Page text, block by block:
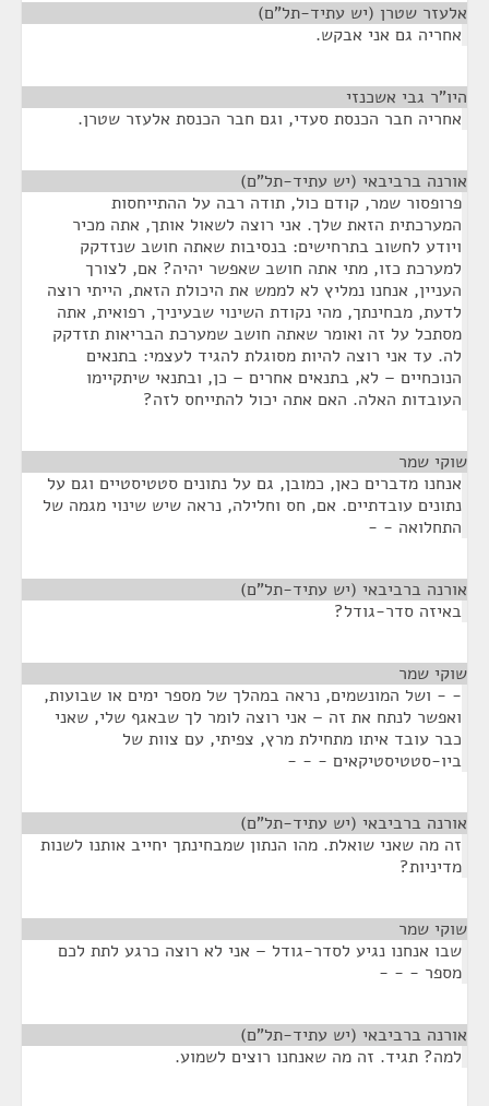
אלעזר שטרן (יש עתיד-תל"ם)
אחריה גם אני אבקש.
היו"ר גבי אשכנזי
אחריה חבר הכנסת סעדי, וגם חבר הכנסת אלעזר שטרן.
אורנה ברביבאי (יש עתיד-תל"ם)
פרופסור שמר, קודם כול, תודה רבה על ההתייחסות
המערכתית הזאת שלך. אני רוצה לשאול אותך, אתה מכיר
ויודע לחשוב בתרחישים: בנסיבות שאתה חושב שנזדקק
למערכת כזו, מתי אתה חושב שאפשר יהיה? אם, לצורך
העניין, אנחנו נמליץ לא לממש את היכולת הזאת, הייתי רוצה
לדעת, מבחינתך, מהי נקודת השינוי שבעיניך, רפואית, אתה
מסתכל על זה ואומר שאתה חושב שמערכת הבריאות תזדקק
לה. עד אני רוצה להיות מסוגלת להגיד לעצמי: בתנאים
הנוכחיים – לא, בתנאים אחרים – כן, ובתנאי שיתקיימו
העובדות האלה. האם אתה יכול להתייחס לזה?
שוקי שמר
אנחנו מדברים כאן, כמובן, גם על נתונים סטטיסטיים וגם על
נתונים עובדתיים. אם, חס וחלילה, נראה שיש שינוי מגמה של
התחלואה - -
אורנה ברביבאי (יש עתיד-תל"ם)
באיזה סדר-גודל?
שוקי שמר
- - ושל המונשמים, נראה במהלך של מספר ימים או שבועות,
ואפשר לנתח את זה – אני רוצה לומר לך שבאגף שלי, שאני
כבר עובד איתו מתחילת מרץ, צפיתי, עם צוות של
ביו-סטטיסטיקאים - - -
אורנה ברביבאי (יש עתיד-תל"ם)
זה מה שאני שואלת. מהו הנתון שמבחינתך יחייב אותנו לשנות
מדיניות?
שוקי שמר
שבו אנחנו נגיע לסדר-גודל – אני לא רוצה כרגע לתת לכם
מספר - - -
אורנה ברביבאי (יש עתיד-תל"ם)
למה? תגיד. זה מה שאנחנו רוצים לשמוע.